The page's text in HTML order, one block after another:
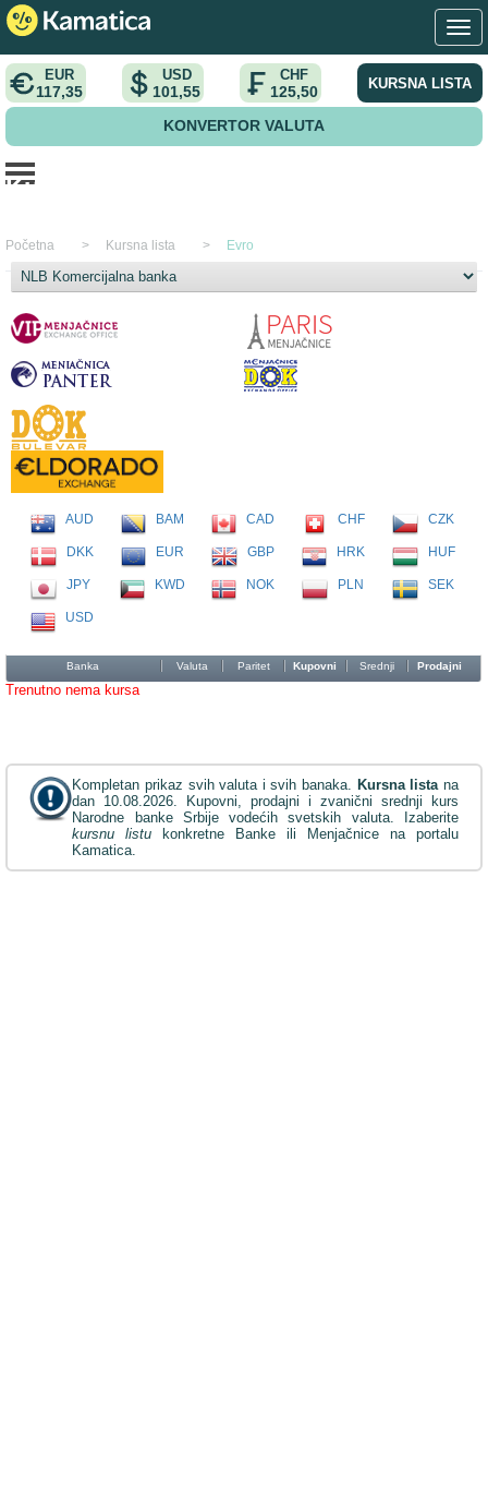
EUR
117,35
USD
101,55
CHF
125,50 KURSNA LISTA
KONVERTOR VALUTA
Početna > Kursna lista > Evro
Kursna lista za valutu
AUD BAM CAD CHF CZK
DKK EUR GBP HRK HUF
JPY KWD NOK PLN SEK
USD
Banka Valuta Paritet Kupovni Srednji Prodajni
Trenutno nema kursa
Kompletan prikaz svih valuta i svih banaka. Kursna listana
dan 10.08.2026. Kupovni, prodajni i zvanični srednji kurs
Narodne banke Srbije vodećih svetskih valuta. Izaberite
kursnu listu konkretne Banke ili Menjačnice na portalu
Kamatica.